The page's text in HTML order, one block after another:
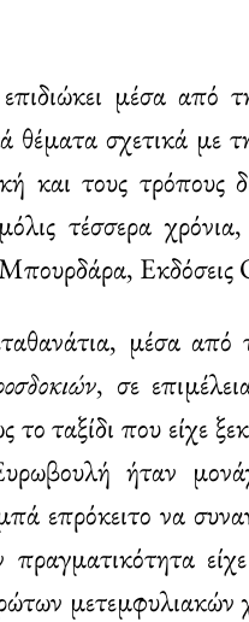
μέσα από
θέματα σχετικά με
και τους τρόπους
τέσσερα
Εκδόσεις
μέσα από
, σε
ταξίδι που είχε
ήταν
επρόκειτο να
μετεμφυλιακών